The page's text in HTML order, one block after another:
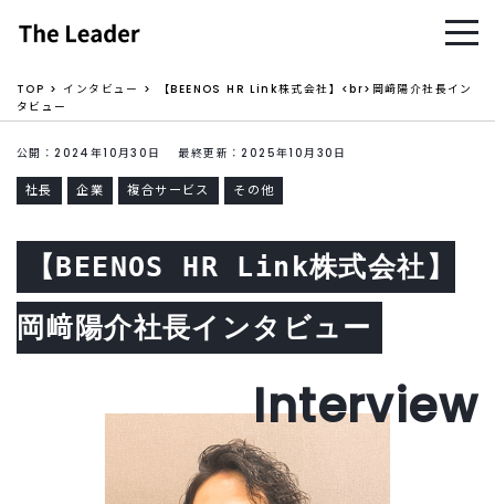
TOP インタビュー
【BEENOS HR Link株式会社】<br>岡﨑陽介社長イン
タビュー
公開：2024年10月30日 最終更新：2025年10月30日
社長 企業 複合サービス その他
【BEENOS HR Link株式会社】
岡﨑陽介社長インタビュー